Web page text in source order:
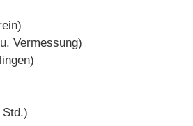
Vermessung)